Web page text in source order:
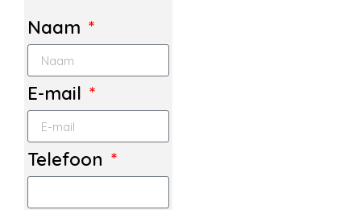
Naam
E-mail
Telefoon